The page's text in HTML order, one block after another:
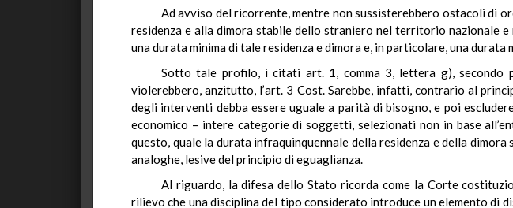
Ad avviso del ricorrente, mentre non sussisterebbero ostacoli di
residenza e alla dimora stabile dello straniero nel territorio nazionale
una durata minima di tale residenza e dimora e, in particolare, una durata
Sotto tale profilo, i citati art. 1, comma 3, lettera g), secondo
violerebbero, anzitutto, l’art. 3 Cost. Sarebbe, infatti, contrario al
degli interventi debba essere uguale a parità di bisogno, e poi
economico – intere categorie di soggetti, selezionati non in base
questo, quale la durata infraquinquennale della residenza e della
analoghe, lesive del principio di eguaglianza.
Al riguardo, la difesa dello Stato ricorda come la Corte
rilievo che una disciplina del tipo considerato introduce un elemento